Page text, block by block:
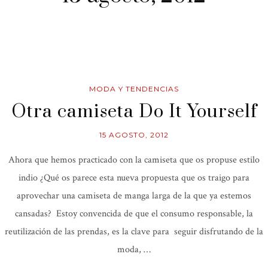
MODA Y TENDENCIAS
Otra camiseta Do It Yourself
15 AGOSTO, 2012
Ahora que hemos practicado con la camiseta que os propuse estilo
indio ¿Qué os parece esta nueva propuesta que os traigo para
aprovechar una camiseta de manga larga de la que ya estemos
cansadas? Estoy convencida de que el consumo responsable, la
reutilización de las prendas, es la clave para seguir disfrutando de la
moda, …